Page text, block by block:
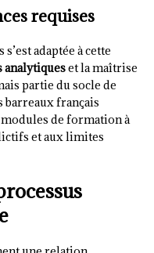
requises
adaptée à cette
analytiqueset la maîtrise
partie du socle de
barreaux français
de formation à
et aux limites